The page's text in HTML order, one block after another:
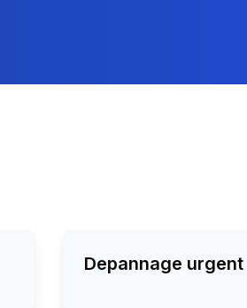
Depannage urgent